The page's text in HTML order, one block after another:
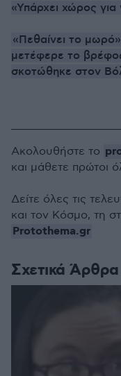
«Υπάρχει χώρος
«Πεθαίνει το
μετέφερε το
σκοτώθηκε στον
Σχετικά Άρθρα
Ακολουθήστε το
και μάθετε πρώτοι
Δείτε όλες τις
και τον Κόσμο, τη
Protothema.gr